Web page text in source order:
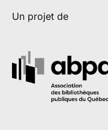
Un projet de